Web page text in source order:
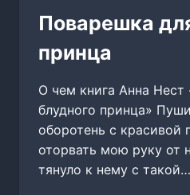
Поварешка
принца
О чем книга Анна
блудного принца»
оборотень с красивой
оторвать мою руку от
тянуло к нему с такой…